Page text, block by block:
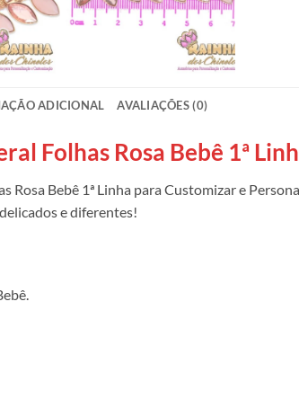
ADICIONAL AVALIAÇÕES (0)
Folhas Rosa Bebê 1ª
Rosa Bebê 1ª Linha para Customizar e
e diferentes!